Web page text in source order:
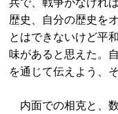
兵で、戦争がなけれ
歴史、自分の歴史を
とはできないけど平
味があると思えた。
を通じて伝えよう、
内面での相克と、